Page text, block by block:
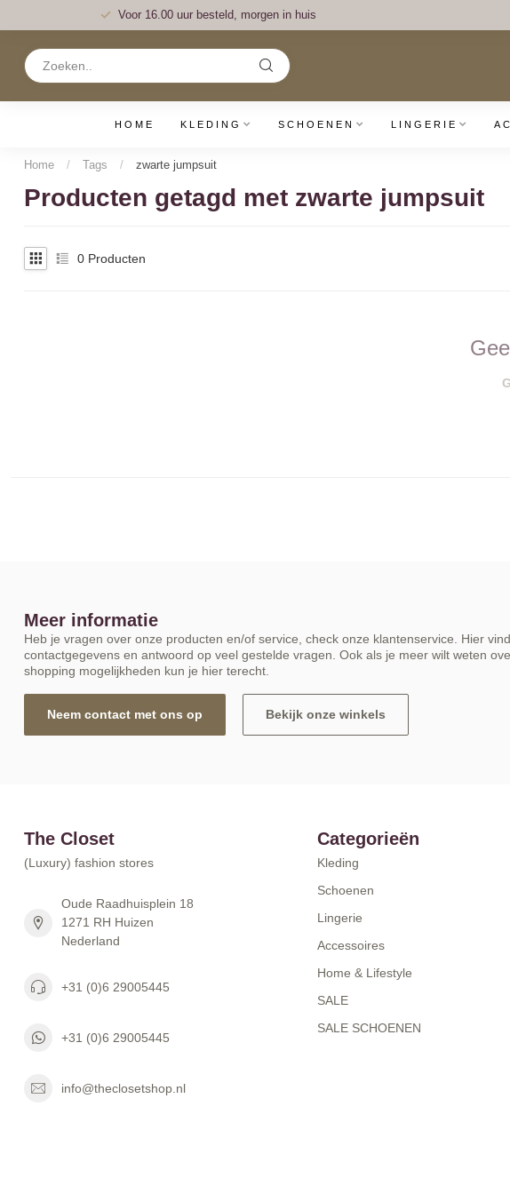
Voor 16.00 uur besteld, morgen in huis
HOME KLEDING SCHOENEN LINGERIE
Home / Tags / zwarte jumpsuit
Producten getagd met zwarte jumpsuit
0 Producten
Meer informatie
Heb je vragen over onze producten en/of service, check onze klantenservice. Hier
contactgegevens en antwoord op veel gestelde vragen. Ook als je meer wilt weten
shopping mogelijkheden kun je hier terecht.
Neem contact met ons op Bekijk onze winkels
The Closet
(Luxury) fashion stores
Oude Raadhuisplein 18
1271 RH Huizen
Nederland
+31 (0)6 29005445
+31 (0)6 29005445
info@theclosetshop.nl
Categorieën
Kleding
Schoenen
Lingerie
Accessoires
Home & Lifestyle
SALE
SALE SCHOENEN